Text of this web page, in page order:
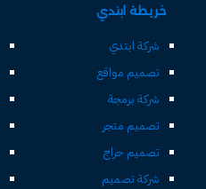
خريطة ابتدي
شركة ابتدي
تصميم مواقع
شركة برمجة
تصميم متجر
تصميم حراج
شركة تصميم